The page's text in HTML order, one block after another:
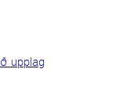
upplag